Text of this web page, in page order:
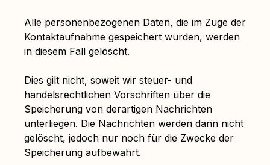
Alle personenbezogenen Daten, die im Zuge der
Kontaktaufnahme gespeichert wurden, werden
in diesem Fall gelöscht.
Dies gilt nicht, soweit wir steuer- und
handelsrechtlichen Vorschriften über die
Speicherung von derartigen Nachrichten
unterliegen. Die Nachrichten werden dann nicht
gelöscht, jedoch nur noch für die Zwecke der
Speicherung aufbewahrt.